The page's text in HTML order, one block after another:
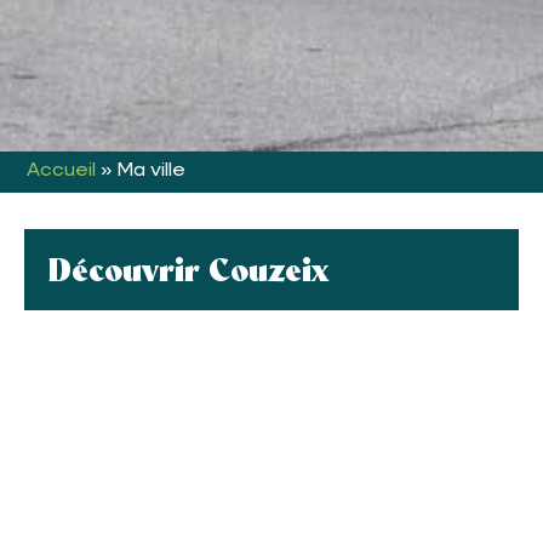
Accueil » Ma ville
Découvrir Couzeix